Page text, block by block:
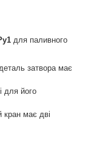
для паливного
затвора має
для його
кран має дві